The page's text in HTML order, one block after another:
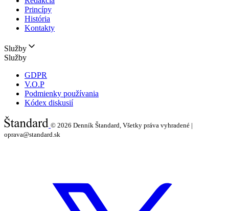
Princípy
História
Kontakty
Služby
Služby
GDPR
V.O.P
Podmienky používania
Kódex diskusií
© 2026 Denník Štandard, Všetky práva vyhradené |
oprava@standard.sk